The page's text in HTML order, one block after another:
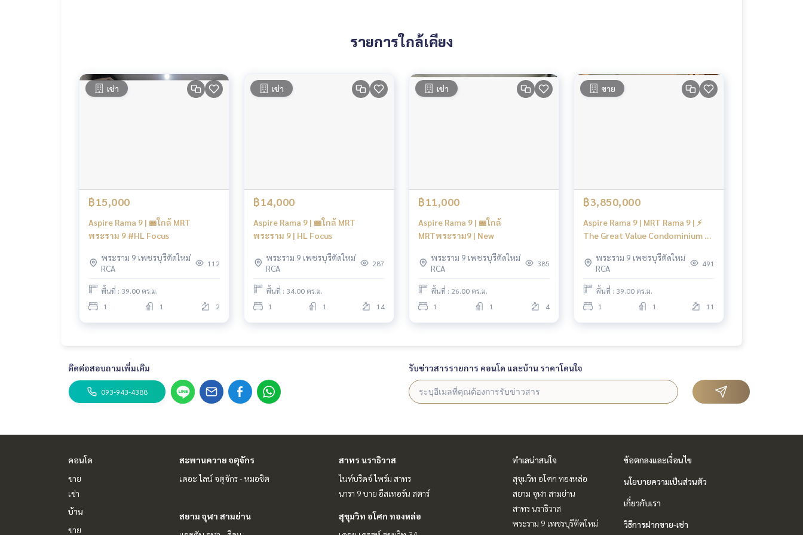
#Kie
รายการใกล้เคียง
เช่า
฿15,000
Aspire Rama 9 | 🚝ใกล้ MRT
พระราม 9 #HL Focus
พระราม 9 เพชรบุรีตัดใหม่
RCA
112
พื้นที่ : 39.00 ตร.ม.
1
1 2
เช่า
฿14,000
Aspire Rama 9 | 🚝ใกล้ MRT
พระราม 9 | HL Focus
พระราม 9 เพชรบุรีตัดใหม่
RCA
287
พื้นที่ : 34.00 ตร.ม.
1
1 14
เช่า
฿11,000
Aspire Rama 9 | 🚝ใกล้
MRTพระราม9 | New
พระราม 9 เพชรบุรีตัดใหม่
RCA
385
พื้นที่ : 26.00 ตร.ม.
1
1 4
ขาย
฿3,850,000
Aspire Rama 9 | MRT Rama 9 | ⚡️
The Great Value Condominium ⚡️
พระราม 9 เพชรบุรีตัดใหม่
RCA
491
พื้นที่ : 39.00 ตร.ม.
1
1 11
ติดต่อสอบถามเพิ่มเติม
093-943-4388
รับข่าวสารรายการ คอนโด และบ้าน ราคาโดนใจ
คอนโด
ขาย
เช่า
บ้าน
ขาย
สะพานควาย จตุจักร
เดอะ ไลน์ จตุจักร - หมอชิต
สาทร นราธิวาส
ไนท์บริดจ์ ไพร์ม สาทร
นารา 9 บาย อีสเทอร์น สตาร์
สยาม จุฬา สามย่าน
สุขุมวิท อโศก ทองหล่อ
ทำเลน่าสนใจ
สุขุมวิท อโศก ทองหล่อ
สยาม จุฬา สามย่าน
สาทร นราธิวาส
พระราม 9 เพชรบุรีตัดใหม่
ข้อตกลงและเงื่อนไข
นโยบายความเป็นส่วนตัว
เกี่ยวกับเรา
วิธีการฝากขาย-เช่า